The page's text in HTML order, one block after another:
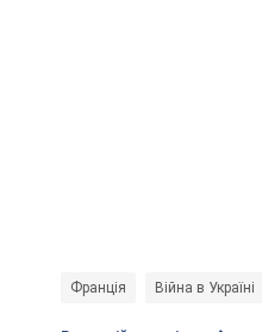
Франція Війна в Україні